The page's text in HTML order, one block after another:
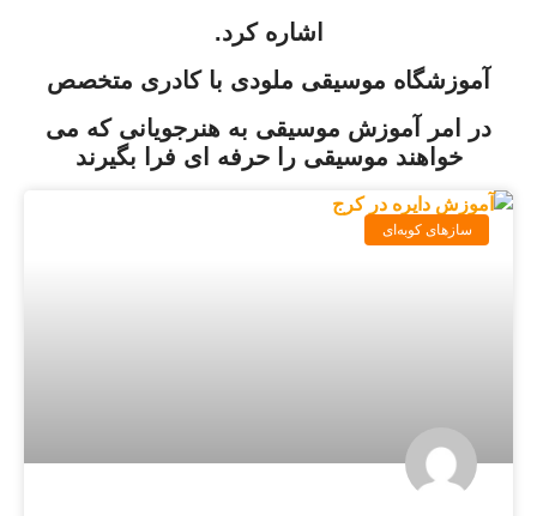
اشاره کرد.
آموزشگاه موسیقی ملودی با کادری متخصص
در امر آموزش موسیقی به هنرجویانی که می
خواهند موسیقی را حرفه ای فرا بگیرند
سازهای کوبه‌ای